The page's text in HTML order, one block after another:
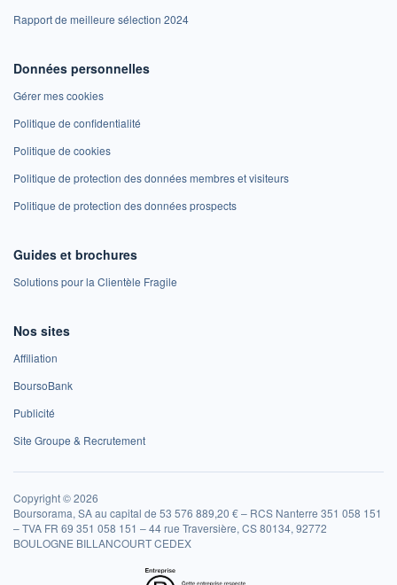
Rapport de meilleure sélection 2024
Données personnelles
Gérer mes cookies
Politique de confidentialité
Politique de cookies
Politique de protection des données membres et visiteurs
Politique de protection des données prospects
Guides et brochures
Solutions pour la Clientèle Fragile
Nos sites
Affiliation
BoursoBank
Publicité
Site Groupe & Recrutement
Copyright © 2026
Boursorama, SA au capital de 53 576 889,20 € – RCS Nanterre 351 058 151
– TVA FR 69 351 058 151 – 44 rue Traversière, CS 80134, 92772
BOULOGNE BILLANCOURT CEDEX